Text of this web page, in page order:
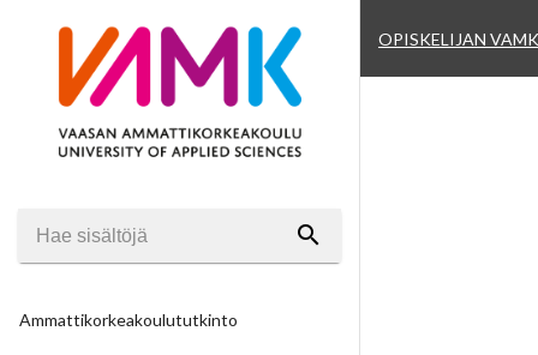
search
Ammattikorkeakoulututkinto
OPISKELIJAN VAMK